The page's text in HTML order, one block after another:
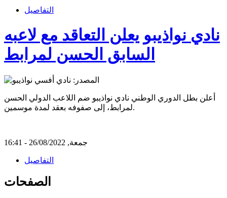
التفاصيل
نادي نواذيبو يعلن التعاقد مع لاعبه
السابق الحسن لمرابط
أعلن بطل الدوري الوطني نادي نواذيبو ضم اللاعب الدولي الحسن
لمرابط، إلى صفوفه بعقد لمدة موسمين.
جمعة, 26/08/2022 - 16:41
التفاصيل
الصفحات